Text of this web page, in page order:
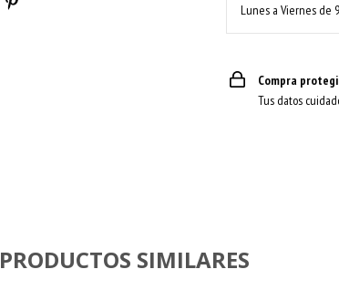
Lunes a Viernes de
Compra
Tus datos
PRODUCTOS SIMILARES